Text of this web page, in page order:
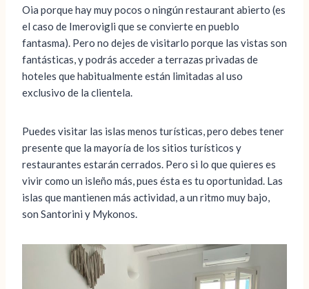
Oia porque hay muy pocos o ningún restaurant abierto (es
el caso de Imerovigli que se convierte en pueblo
fantasma). Pero no dejes de visitarlo porque las vistas son
fantásticas, y podrás acceder a terrazas privadas de
hoteles que habitualmente están limitadas al uso
exclusivo de la clientela.
Puedes visitar las islas menos turísticas, pero debes tener
presente que la mayoría de los sitios turísticos y
restaurantes estarán cerrados. Pero si lo que quieres es
vivir como un isleño más, pues ésta es tu oportunidad. Las
islas que mantienen más actividad, a un ritmo muy bajo,
son Santorini y Mykonos.